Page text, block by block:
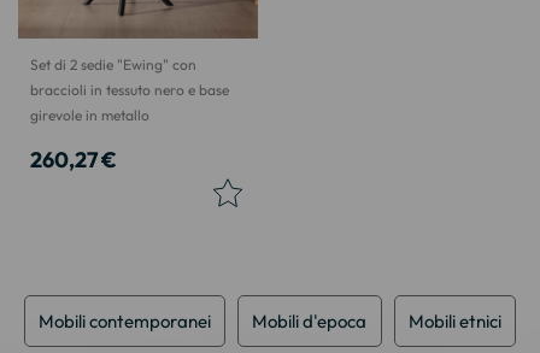
Set di 2 sedie "Ewing" con
braccioli in tessuto nero e base
girevole in metallo
260,27 €
Mobili contemporanei Mobili d'epoca Mobili etnici